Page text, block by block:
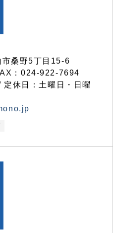
桑野5丁目15-6
：024-922-7694
休日：土曜日・日曜